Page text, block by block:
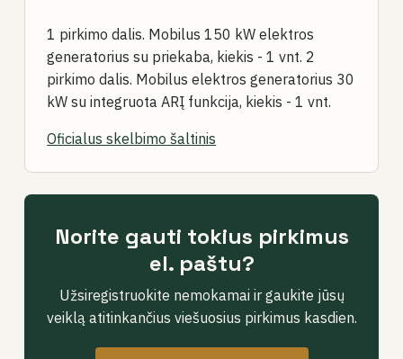
1 pirkimo dalis. Mobilus 150 kW elektros
generatorius su priekaba, kiekis - 1 vnt. 2
pirkimo dalis. Mobilus elektros generatorius 30
kW su integruota ARĮ funkcija, kiekis - 1 vnt.
Oficialus skelbimo šaltinis
Norite gauti tokius pirkimus
el. paštu?
Užsiregistruokite nemokamai ir gaukite jūsų
veiklą atitinkančius viešuosius pirkimus kasdien.